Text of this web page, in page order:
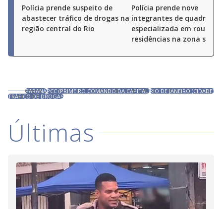
Polícia prende suspeito de
abastecer tráfico de drogas na
região central do Rio
Polícia prende nove
integrantes de quadrilha
especializada em roubos
residências na zona sul
PARANÁPCC (PRIMEIRO COMANDO DA CAPITAL)RIO DE JANEIRO (CIDADE)
TRÁFICO DE DROGAS
Últimas